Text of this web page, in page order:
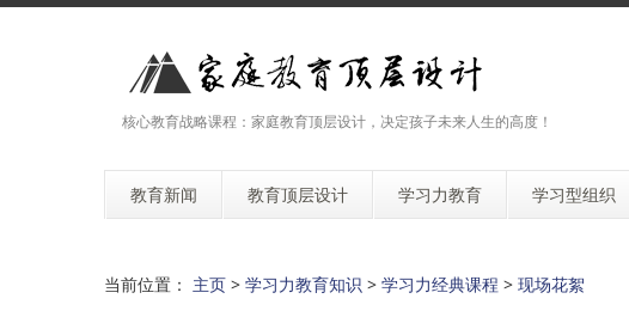
核心教育战略课程：家庭教育顶层设计，决定孩子未来人生的高度！
教育新闻 教育顶层设计 学习力教育 学习型组织
当前位置： 主页 > 学习力教育知识 > 学习力经典课程 > 现场花絮